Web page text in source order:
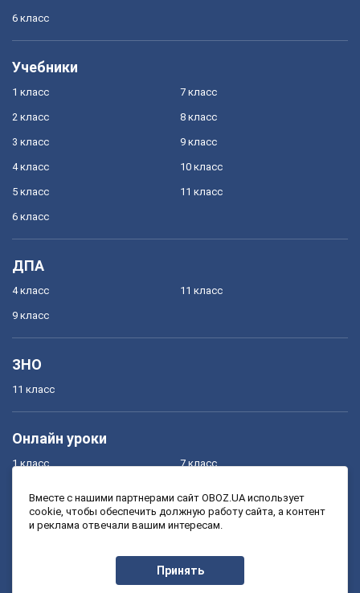
6 класс
Учебники
1 класс
2 класс
3 класс
4 класс
5 класс
6 класс
7 класс
8 класс
9 класс
10 класс
11 класс
ДПА
4 класс
9 класс
11 класс
ЗНО
11 класс
Онлайн уроки
1 класс
3 класс
7 класс
9 класс
Вместе с нашими партнерами сайт OBOZ.UA использует
cookie, чтобы обеспечить должную работу сайта, а контент
и реклама отвечали вашим интересам.
Принять